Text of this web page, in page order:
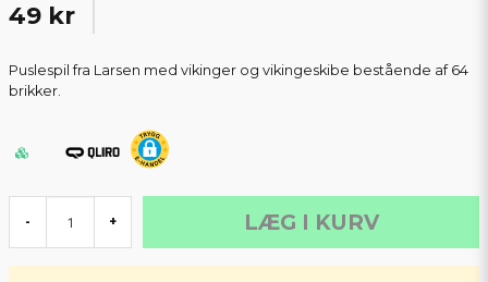
49 kr
Puslespil fra Larsen med vikinger og vikingeskibe bestående af 64
brikker.
- + LÆG I KURV